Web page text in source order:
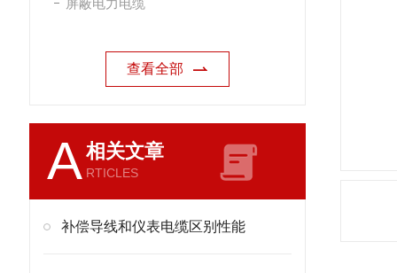
屏蔽电力电缆
查看全部
A相关文章
RTICLES
补偿导线和仪表电缆区别性能